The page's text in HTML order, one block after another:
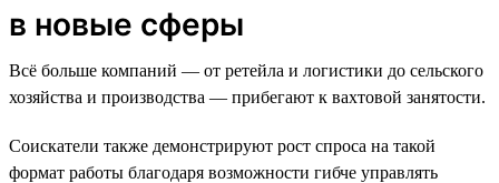
в новые сферы
Всё больше компаний — от ретейла и логистики до сельского
хозяйства и производства — прибегают к вахтовой занятости.
Соискатели также демонстрируют рост спроса на такой
формат работы благодаря возможности гибче управлять